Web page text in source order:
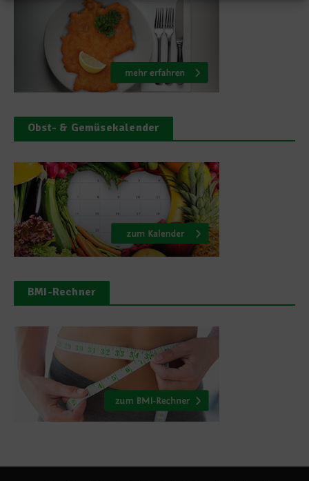
Obst- & Gemüsekalender
BMI-Rechner